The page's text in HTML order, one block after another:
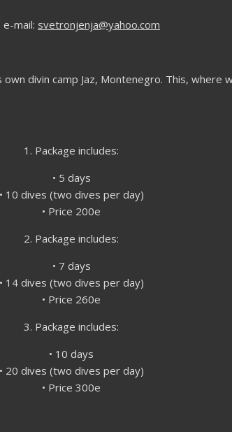
mail: svetronjenja@yahoo.com
own divin camp Jaz, Montenegro. This,
1. Package includes:
• 5 days
• 10 dives (two dives per day)
• Price 200e
2. Package includes:
• 7 days
• 14 dives (two dives per day)
• Price 260e
3. Package includes:
• 10 days
• 20 dives (two dives per day)
• Price 300e